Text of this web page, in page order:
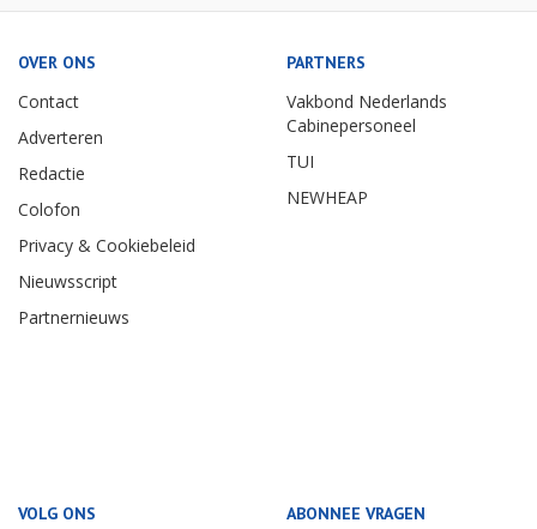
OVER ONS
Contact
Adverteren
Redactie
Colofon
Privacy & Cookiebeleid
Nieuwsscript
Partnernieuws
PARTNERS
Vakbond Nederlands
Cabinepersoneel
TUI
NEWHEAP
VOLG ONS ABONNEE VRAGEN